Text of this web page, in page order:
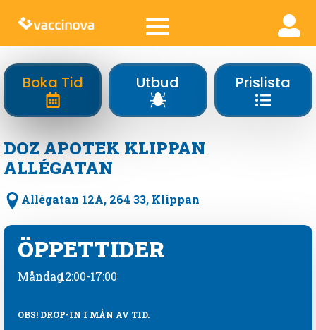
Boka Tid Utbud Prislista
DOZ APOTEK KLIPPAN
ALLÉGATAN
Allégatan 12A, 264 33, Klippan
ÖPPETTIDER
Måndag12:00-17:00
OBS! DROP-IN I MÅN AV TID.